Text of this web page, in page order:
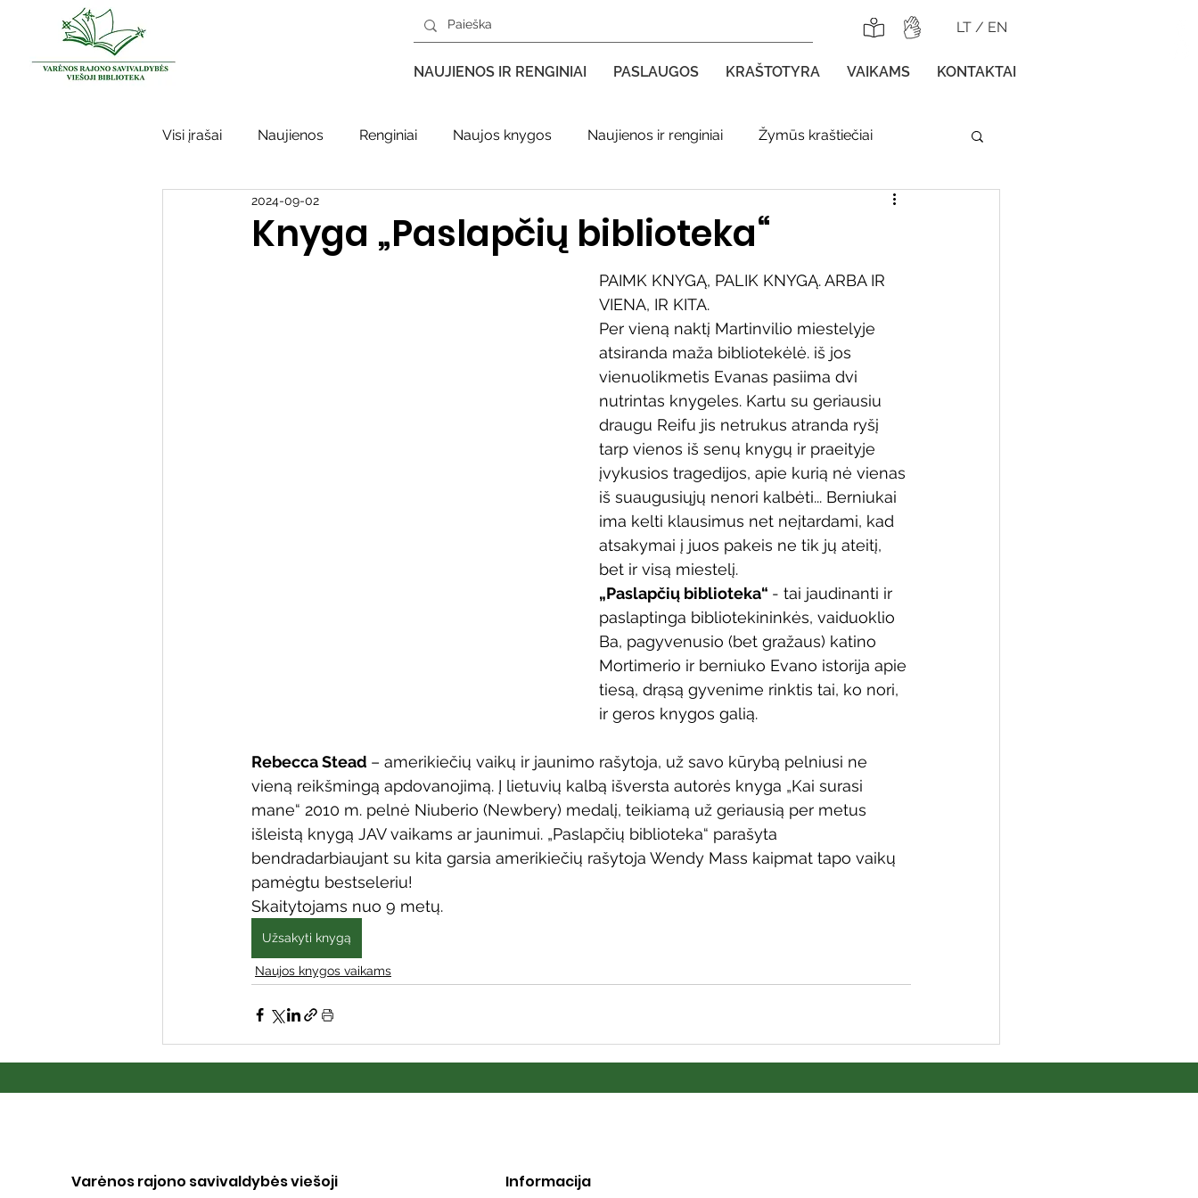
LT / EN
NAUJIENOS IR RENGINIAI PASLAUGOS KRAŠTOTYRA VAIKAMS KONTAKTAI
Visi įrašai Naujienos Renginiai Naujos knygos Naujienos ir renginiai Žymūs kraštiečiai
Kraštotyros darbai Kilnojamos parodos
Adolfo Ramanausko–Vanago premija
Literatų klubo veikla Naujos knygos vaikams
Kaimo bibliotekų renginiai
Žymios datos Mobilioji biblioteka
Knyga „Paslapčių biblioteka“
2024-09-02
PAIMK KNYGĄ, PALIK KNYGĄ. ARBA IR
VIENA, IR KITA.
Per vieną naktį Martinvilio miestelyje
atsiranda maža bibliotekėlė. iš jos
vienuolikmetis Evanas pasiima dvi
nutrintas knygeles. Kartu su geriausiu
draugu Reifu jis netrukus atranda ryšį
tarp vienos iš senų knygų ir praeityje
įvykusios tragedijos, apie kurią nė vienas
iš suaugusiųjų nenori kalbėti... Berniukai
ima kelti klausimus net neįtardami, kad
atsakymai į juos pakeis ne tik jų ateitį,
bet ir visą miestelį.
„Paslapčių biblioteka“ - tai jaudinanti ir
paslaptinga bibliotekininkės, vaiduoklio
Ba, pagyvenusio (bet gražaus) katino
Mortimerio ir berniuko Evano istorija apie
tiesą, drąsą gyvenime rinktis tai, ko nori,
ir geros knygos galią.
Rebecca Stead – amerikiečių vaikų ir jaunimo rašytoja, už savo kūrybą pelniusi ne
vieną reikšmingą apdovanojimą. Į lietuvių kalbą išversta autorės knyga „Kai surasi
mane“ 2010 m. pelnė Niuberio (Newbery) medalį, teikiamą už geriausią per metus
išleistą knygą JAV vaikams ar jaunimui. „Paslapčių biblioteka“ parašyta
bendradarbiaujant su kita garsia amerikiečių rašytoja Wendy Mass kaipmat tapo vaikų
pamėgtu bestseleriu!
Skaitytojams nuo 9 metų.
Užsakyti knygą
Naujos knygos vaikams
Varėnos rajono savivaldybės viešoji
Informacija